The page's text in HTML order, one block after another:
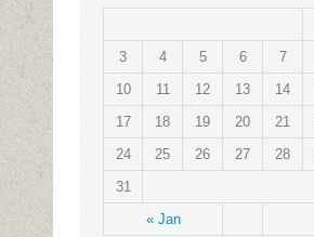
« Jan
3
4 5 6 7
10
11 12 13 14
17
18 19 20 21
24
25 26 27 28
31